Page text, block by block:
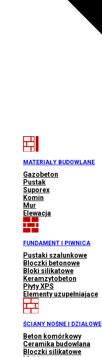
MATERIAŁY BUDOWLANE
Gazobeton
Pustak
Suporex
Komin
Mur
Elewacja
FUNDAMENT I PIWNICA
Pustaki szalunkowe
Bloczki betonowe
Bloki silikatowe
Keramzytobeton
Płyty XPS
Elementy uzupełniające
ŚCIANY NOŚNE I DZIAŁOWE
Beton komórkowy
Ceramika budowlana
Bloczki silikatowe